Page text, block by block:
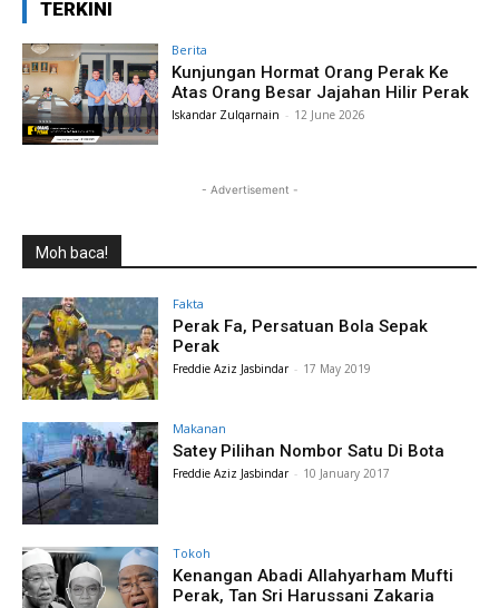
TERKINI
Berita
Kunjungan Hormat Orang Perak Ke
Atas Orang Besar Jajahan Hilir Perak
Iskandar Zulqarnain - 12 June 2026
- Advertisement -
Moh baca!
Fakta
Perak Fa, Persatuan Bola Sepak
Perak
Freddie Aziz Jasbindar - 17 May 2019
Makanan
Satey Pilihan Nombor Satu Di Bota
Freddie Aziz Jasbindar - 10 January 2017
Tokoh
Kenangan Abadi Allahyarham Mufti
Perak, Tan Sri Harussani Zakaria